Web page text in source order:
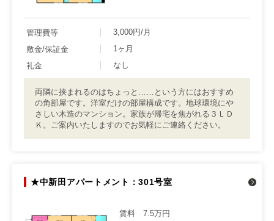
管理費等
3,000円/月
敷金/保証金
1ヶ月
礼金
なし
両隣に挟まれるのはちょっと……という方にはおすすめ
の角部屋です。洋室だけの部屋構成です。地球環境にや
さしい木造のマンション。家族が帰宅を焦がれる３ＬＤ
Ｋ。ご案内いたしますのでお気軽にご連絡ください。
★中新田アパートメント：301号室
賃料
7.5万円